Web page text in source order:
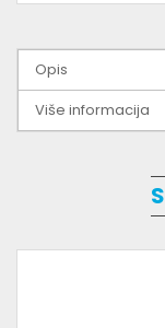
Opis
Više informacija